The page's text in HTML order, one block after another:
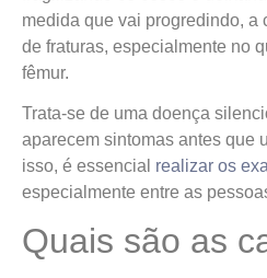
medida que vai progredindo, a
de fraturas, especialmente no
fêmur.
Trata-se de uma doença
aparecem sintomas antes que
isso, é essencial realizar os
especialmente entre as
Quais são as